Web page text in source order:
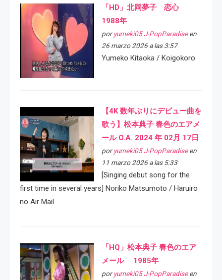
「HD」北岡夢子 恋心
1988年
por yumeki05 J-PopParadiseen
26 marzo 2026 a las 3:57
Yumeko Kitaoka / Koigokoro
【4K 数年ぶりにデビュー曲を
歌う】松本典子 春色のエアメ
ール O.A. 2024 年 02月 17日
por yumeki05 J-PopParadiseen
11 marzo 2026 a las 5:33
[Singing debut song for the
first time in several years] Noriko Matsumoto / Haruiro
no Air Mail
「HQ」松本典子 春色のエア
メール 1985年
por yumeki05 J-PopParadiseen